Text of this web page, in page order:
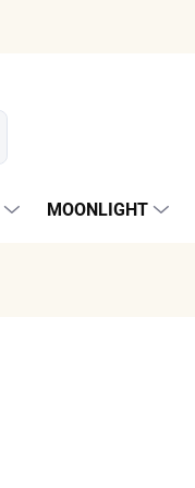
MOONLIGHT